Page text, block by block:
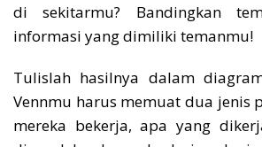
di sekitarmu? Bandingkan
informasi yang dimiliki temanmu!
Tulislah hasilnya dalam
Vennmu harus memuat dua jenis
mereka bekerja, apa yang